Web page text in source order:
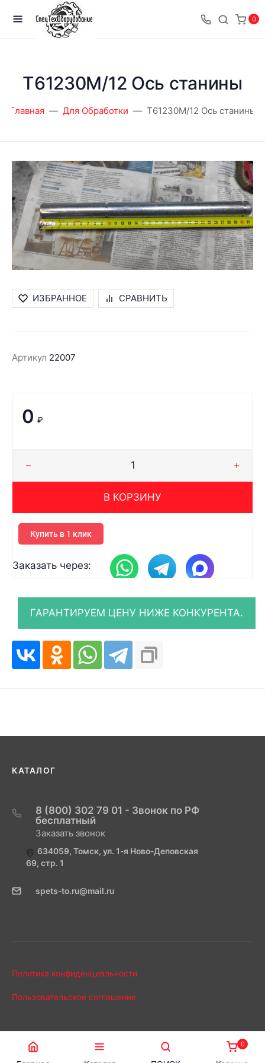
0
T61230M/12 Ось станины
Главная Для Обработки T61230M/12 Ось станины
ИЗБРАННОЕ СРАВНИТЬ
Артикул 22007
0 ₽
В КОРЗИНУ
Купить в 1 клик
Заказать через:
КАТАЛОГ
8 (800) 302 79 01 - Звонок по РФ
бесплатный
Заказать звонок
634059, Томск, ул. 1-я Ново-Деповская
69, стр. 1
spets-to.ru@mail.ru
Политика конфиденциальности
Пользовательское соглашение
0